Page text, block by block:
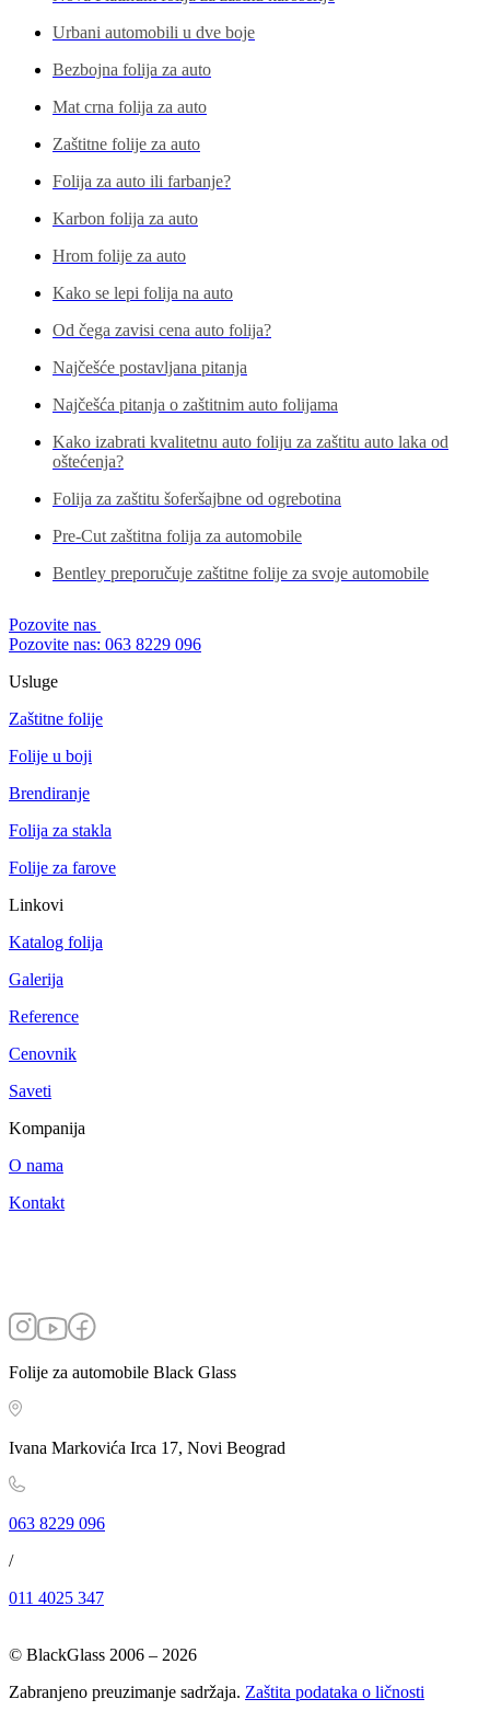
Urbani automobili u dve boje
Bezbojna folija za auto
Mat crna folija za auto
Zaštitne folije za auto
Folija za auto ili farbanje?
Karbon folija za auto
Hrom folije za auto
Kako se lepi folija na auto
Od čega zavisi cena auto folija?
Najčešće postavljana pitanja
Najčešća pitanja o zaštitnim auto folijama
Kako izabrati kvalitetnu auto foliju za zaštitu auto laka od
oštećenja?
Folija za zaštitu šoferšajbne od ogrebotina
Pre-Cut zaštitna folija za automobile
Bentley preporučuje zaštitne folije za svoje automobile
Pozovite nas
Pozovite nas: 063 8229 096
Usluge
Zaštitne folije
Folije u boji
Brendiranje
Folija za stakla
Folije za farove
Linkovi
Katalog folija
Galerija
Reference
Cenovnik
Saveti
Kompanija
O nama
Kontakt
Folije za automobile Black Glass
Ivana Markovića Irca 17, Novi Beograd
063 8229 096
/
011 4025 347
© BlackGlass 2006 – 2026
Zabranjeno preuzimanje sadržaja. Zaštita podataka o ličnosti